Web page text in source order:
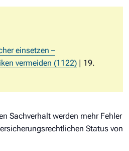
einsetzen –
vermeiden (1122) | 19.
Sachverhalt werden mehr Fehler
Status von